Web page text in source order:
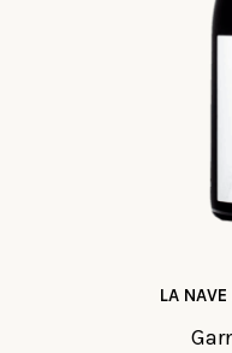
LA